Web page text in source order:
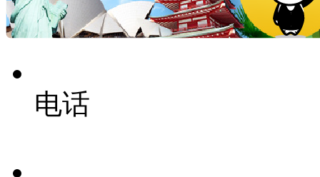
电话